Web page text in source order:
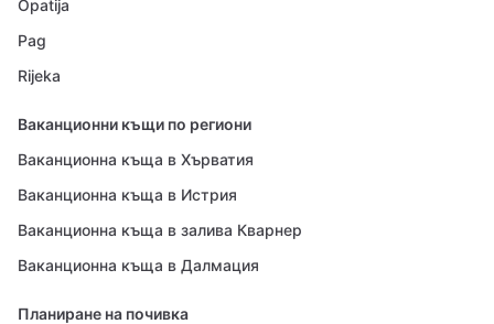
Opatija
Pag
Rijeka
Ваканционни къщи по региони
Ваканционна къща в Хърватия
Ваканционна къща в Истрия
Ваканционна къща в залива Кварнер
Ваканционна къща в Далмация
Планиране на почивка